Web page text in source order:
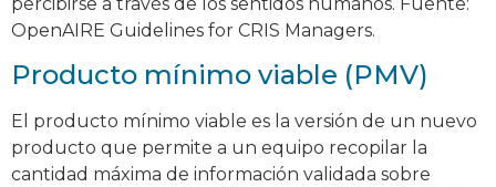
OpenAIRE Guidelines for CRIS Managers.
Producto mínimo viable (PMV)
El producto mínimo viable es la versión de un nuevo
producto que permite a un equipo recopilar la
cantidad máxima de información validada sobre